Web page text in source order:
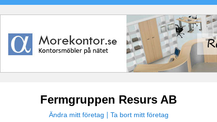
Fermgruppen Resurs AB
Ändra mitt företag Ta bort mitt företag